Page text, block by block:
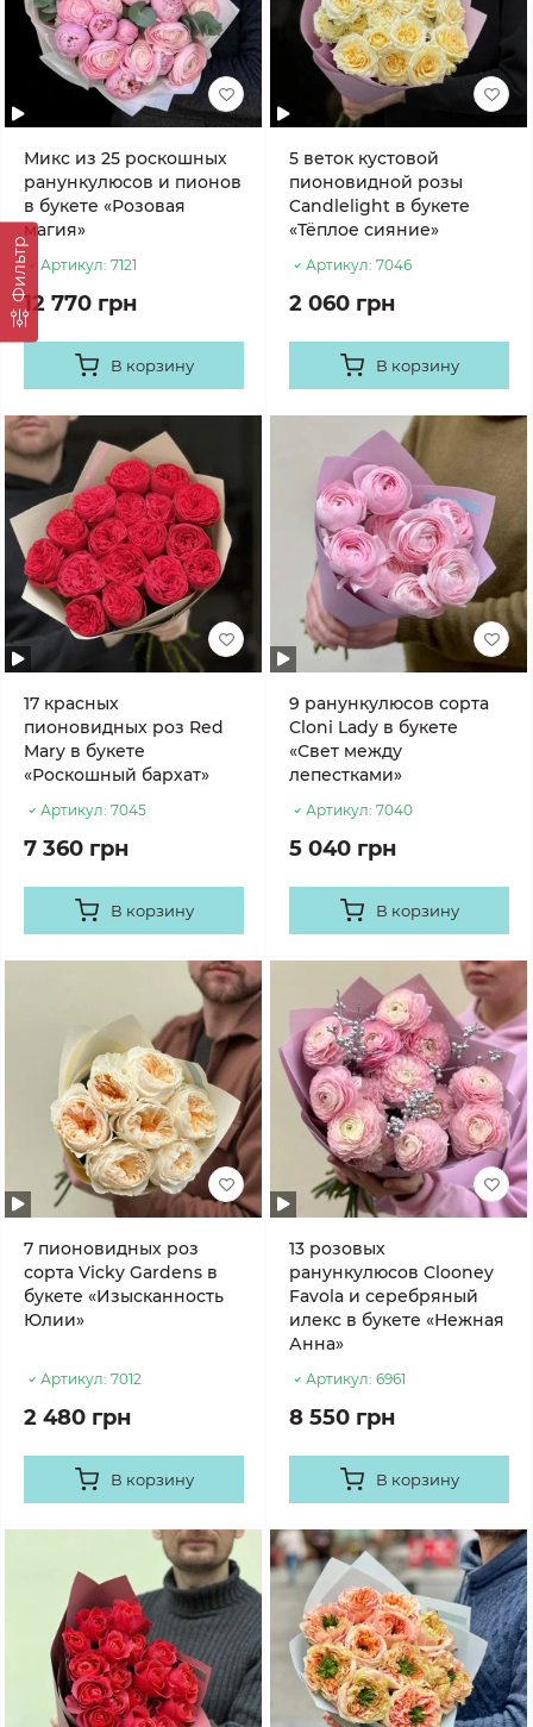
Фильтр
Микс из 25 роскошных
ранункулюсов и пионов
в букете «Розовая
магия»
Артикул: 7121
12 770 грн
В корзину
5 веток кустовой
пионовидной розы
Candlelight в букете
«Тёплое сияние»
Артикул: 7046
2 060 грн
В корзину
17 красных
пионовидных роз Red
Mary в букете
«Роскошный бархат»
Артикул: 7045
7 360 грн
В корзину
9 ранункулюсов сорта
Cloni Lady в букете
«Свет между
лепестками»
Артикул: 7040
5 040 грн
В корзину
7 пионовидных роз
сорта Vicky Gardens в
букете «Изысканность
Юлии»
Артикул: 7012
2 480 грн
В корзину
13 розовых
ранункулюсов Clooney
Favola и серебряный
илекс в букете «Нежная
Анна»
Артикул: 6961
8 550 грн
В корзину